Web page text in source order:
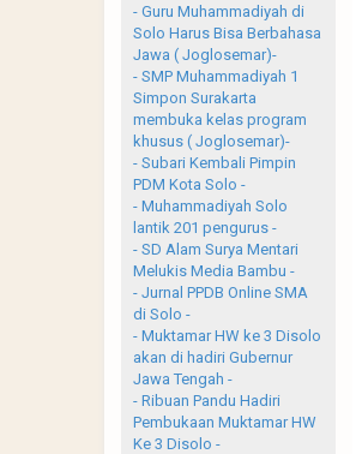
- Guru Muhammadiyah di
Solo Harus Bisa Berbahasa
Jawa ( Joglosemar)-
- SMP Muhammadiyah 1
Simpon Surakarta
membuka kelas program
khusus ( Joglosemar)-
- Subari Kembali Pimpin
PDM Kota Solo -
- Muhammadiyah Solo
lantik 201 pengurus -
- SD Alam Surya Mentari
Melukis Media Bambu -
- Jurnal PPDB Online SMA
di Solo -
- Muktamar HW ke 3 Disolo
akan di hadiri Gubernur
Jawa Tengah -
- Ribuan Pandu Hadiri
Pembukaan Muktamar HW
Ke 3 Disolo -